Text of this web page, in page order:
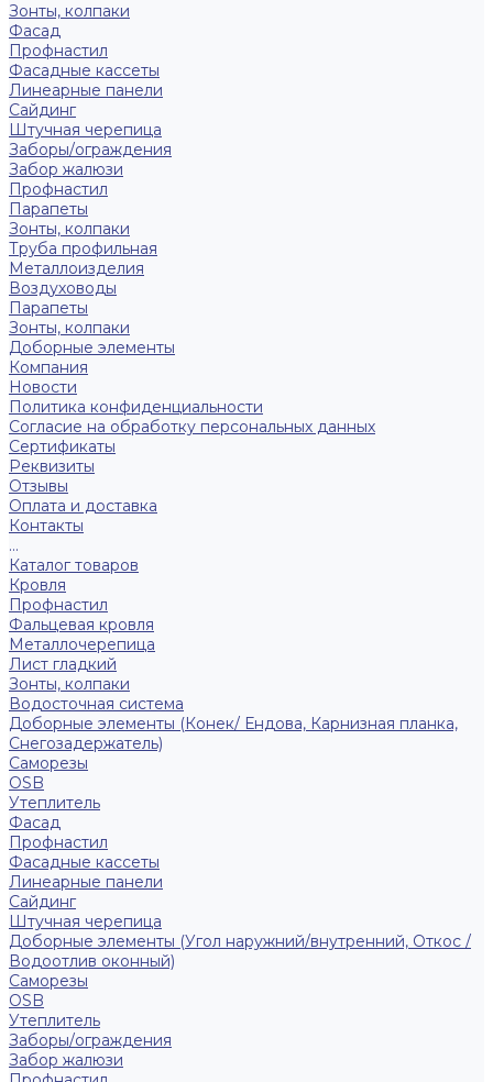
Зонты, колпаки
Фасад
Профнастил
Фасадные кассеты
Линеарные панели
Сайдинг
Штучная черепица
Заборы/ограждения
Забор жалюзи
Профнастил
Парапеты
Зонты, колпаки
Труба профильная
Металлоизделия
Воздуховоды
Парапеты
Зонты, колпаки
Доборные элементы
Компания
Новости
Политика конфиденциальности
Согласие на обработку персональных данных
Сертификаты
Реквизиты
Отзывы
Оплата и доставка
Контакты
...
Каталог товаров
Кровля
Профнастил
Фальцевая кровля
Металлочерепица
Лист гладкий
Зонты, колпаки
Водосточная система
Доборные элементы (Конек/ Ендова, Карнизная планка,
Снегозадержатель)
Саморезы
ОSB
Утеплитель
Фасад
Профнастил
Фасадные кассеты
Линеарные панели
Сайдинг
Штучная черепица
Доборные элементы (Угол наружний/внутренний, Откос /
Водоотлив оконный)
Саморезы
OSB
Утеплитель
Заборы/ограждения
Забор жалюзи